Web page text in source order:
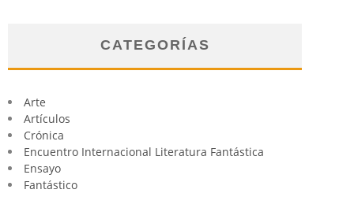
CATEGORÍAS
Arte
Artículos
Crónica
Encuentro Internacional Literatura Fantástica
Ensayo
Fantástico